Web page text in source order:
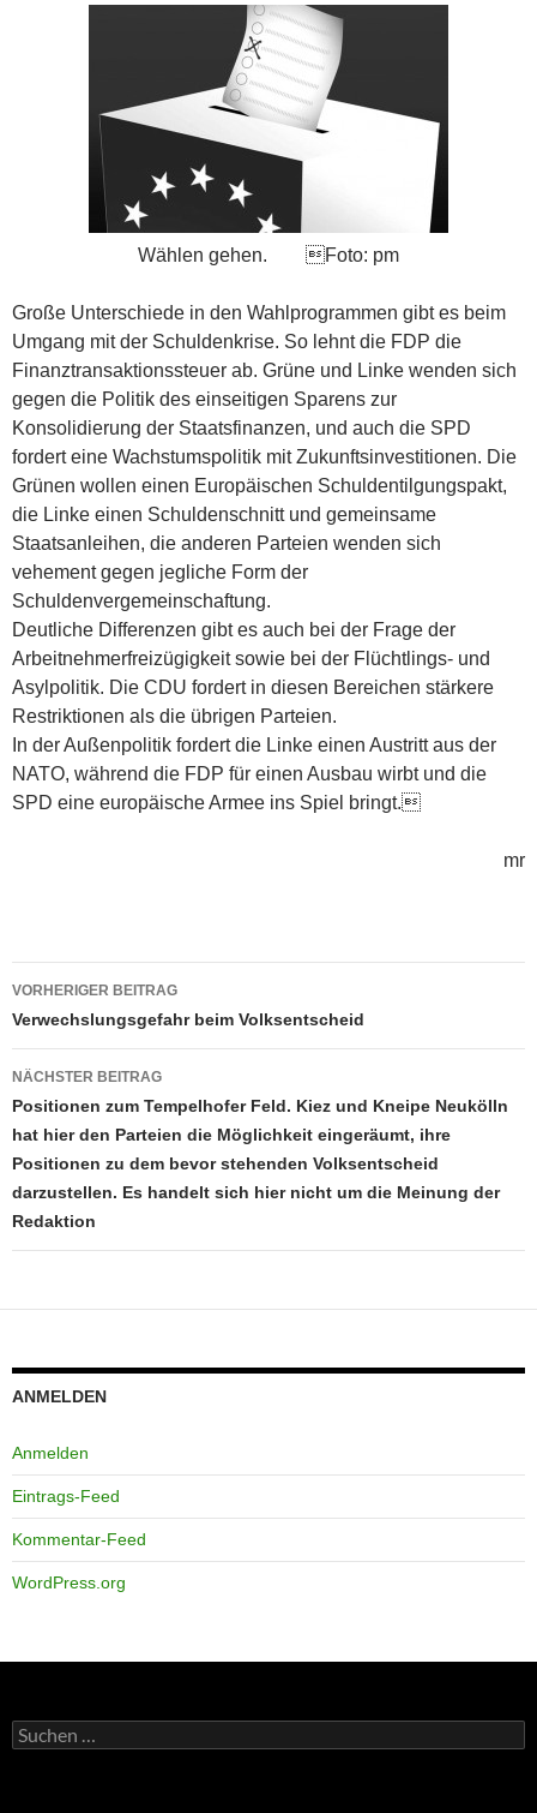
Wählen gehen. Foto: pm
Große Unterschiede in den Wahlprogrammen gibt es beim
Umgang mit der Schuldenkrise. So lehnt die FDP die
Finanztransaktionssteuer ab. Grüne und Linke wenden sich
gegen die Politik des einseitigen Sparens zur
Konsolidierung der Staatsfinanzen, und auch die SPD
fordert eine Wachstumspolitik mit Zukunftsinvestitionen. Die
Grünen wollen einen Europäischen Schuldentilgungspakt,
die Linke einen Schuldenschnitt und gemeinsame
Staatsanleihen, die anderen Parteien wenden sich
vehement gegen jegliche Form der
Schuldenvergemeinschaftung.
Deutliche Differenzen gibt es auch bei der Frage der
Arbeitnehmerfreizügigkeit sowie bei der Flüchtlings- und
Asylpolitik. Die CDU fordert in diesen Bereichen stärkere
Restriktionen als die übrigen Parteien.
In der Außenpolitik fordert die Linke einen Austritt aus der
NATO, während die FDP für einen Ausbau wirbt und die
SPD eine europäische Armee ins Spiel bringt.
mr
Beitragsnavigation
VORHERIGER BEITRAG
Verwechslungsgefahr beim Volksentscheid
NÄCHSTER BEITRAG
Positionen zum Tempelhofer Feld. Kiez und Kneipe Neukölln
hat hier den Parteien die Möglichkeit eingeräumt, ihre
Positionen zu dem bevor stehenden Volksentscheid
darzustellen. Es handelt sich hier nicht um die Meinung der
Redaktion
ANMELDEN
Anmelden
Eintrags-Feed
Kommentar-Feed
WordPress.org
Suchen
nach: